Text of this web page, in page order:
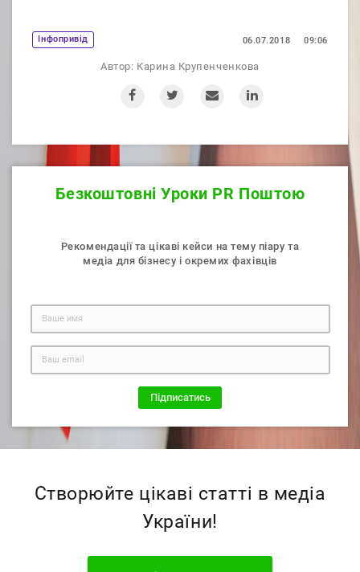
Iнфопривід 06.07.2018 09:06
Автор: Карина Крупенченкова
Безкоштовнi Уроки PR Поштою
Рекомендації та цікаві кейси на тему піару та
медiа для бізнесу і окремих фахiвцiв
Створюйте цікаві статті в медіа
України!